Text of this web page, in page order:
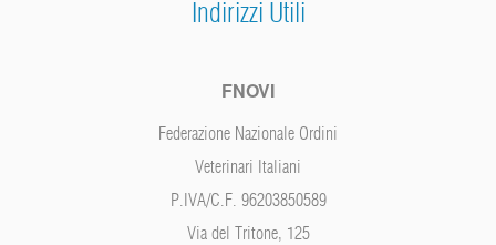
Indirizzi Utili
FNOVI
Federazione Nazionale Ordini
Veterinari Italiani
P.IVA/C.F. 96203850589
Via del Tritone, 125